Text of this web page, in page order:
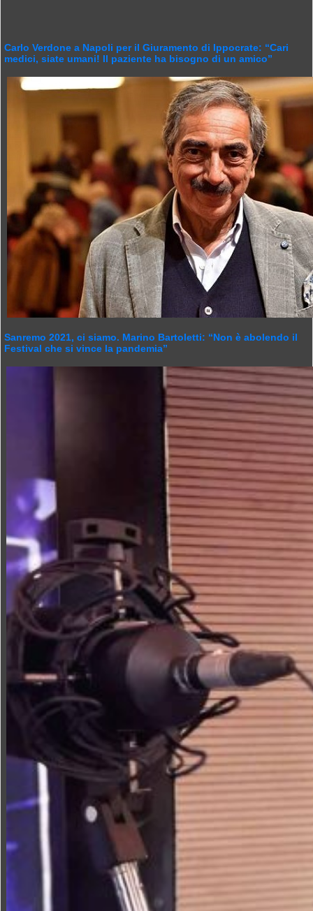
Carlo Verdone a Napoli per il Giuramento di Ippocrate: “Cari
medici, siate umani! Il paziente ha bisogno di un amico”
Sanremo 2021, ci siamo. Marino Bartoletti: “Non è abolendo il
Festival che si vince la pandemia”